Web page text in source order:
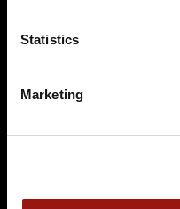
Statistics
Marketing
Tödlich Sexy - Das
Weimarer Str. 18
Auf der Karte